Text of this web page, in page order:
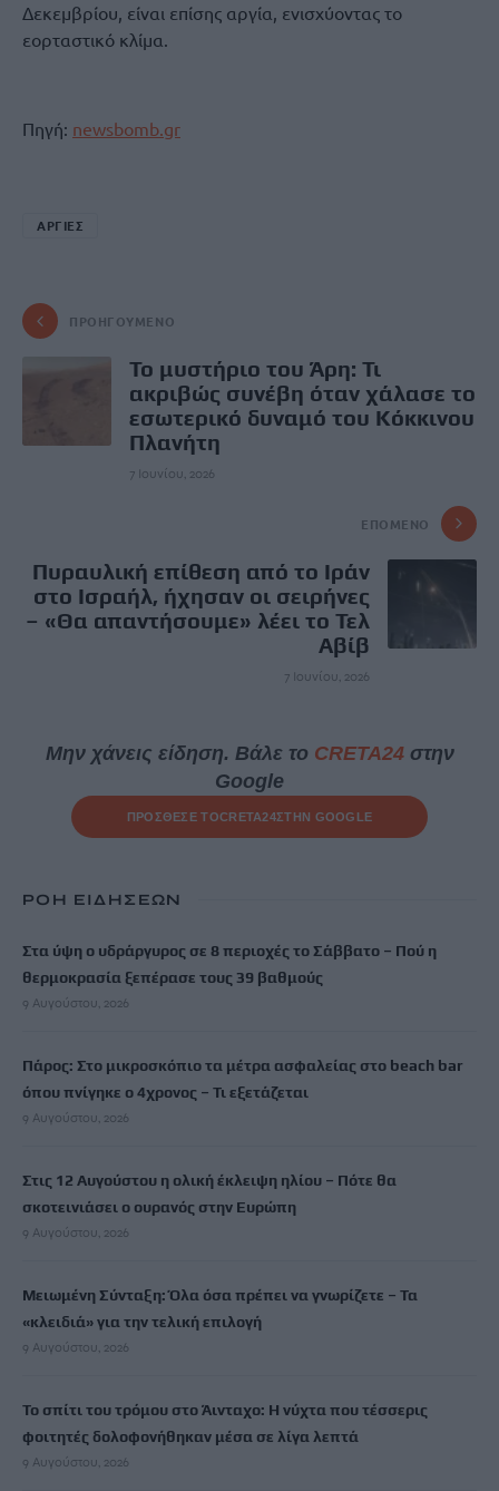
Δεκεμβρίου, είναι επίσης αργία, ενισχύοντας το
εορταστικό κλίμα.
Πηγή: newsbomb.gr
ΑΡΓΙΕΣ
ΠΡΟΗΓΟΎΜΕΝΟ
Το μυστήριο του Άρη: Τι
ακριβώς συνέβη όταν χάλασε το
εσωτερικό δυναμό του Κόκκινου
Πλανήτη
7 Ιουνίου, 2026
ΕΠΌΜΕΝΟ
Πυραυλική επίθεση από το Ιράν
στο Ισραήλ, ήχησαν οι σειρήνες
– «Θα απαντήσουμε» λέει το Τελ
Αβίβ
7 Ιουνίου, 2026
Μην χάνεις είδηση. Βάλε το CRETA24στην
Google
ΠΡΟΣΘΕΣΕ ΤΟCRETA24ΣΤΗΝ GOOGLE
ΡΟΗ ΕΙΔΗΣΕΩΝ
Στα ύψη ο υδράργυρος σε 8 περιοχές το Σάββατο – Πού η
θερμοκρασία ξεπέρασε τους 39 βαθμούς
9 Αυγούστου, 2026
Πάρος: Στο μικροσκόπιο τα μέτρα ασφαλείας στο beach bar
όπου πνίγηκε ο 4χρονος – Τι εξετάζεται
9 Αυγούστου, 2026
Στις 12 Αυγούστου η ολική έκλειψη ηλίου – Πότε θα
σκοτεινιάσει ο ουρανός στην Ευρώπη
9 Αυγούστου, 2026
Μειωμένη Σύνταξη: Όλα όσα πρέπει να γνωρίζετε – Τα
«κλειδιά» για την τελική επιλογή
9 Αυγούστου, 2026
Το σπίτι του τρόμου στο Άινταχο: Η νύχτα που τέσσερις
φοιτητές δολοφονήθηκαν μέσα σε λίγα λεπτά
9 Αυγούστου, 2026